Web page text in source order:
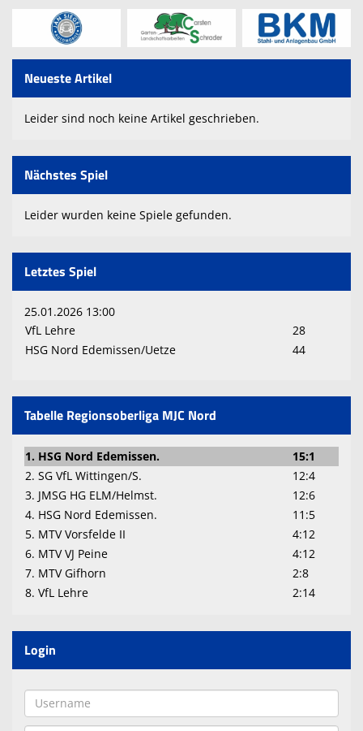
Neueste Artikel
Leider sind noch keine Artikel geschrieben.
Nächstes Spiel
Leider wurden keine Spiele gefunden.
Letztes Spiel
25.01.2026 13:00
VfL Lehre
28
HSG Nord Edemissen/Uetze
44
Tabelle Regionsoberliga MJC Nord
1. HSG Nord Edemissen.
15:1
2. SG VfL Wittingen/S.
12:4
3. JMSG HG ELM/Helmst.
12:6
4. HSG Nord Edemissen.
11:5
5. MTV Vorsfelde II
4:12
6. MTV VJ Peine
4:12
7. MTV Gifhorn
2:8
8. VfL Lehre
2:14
Login